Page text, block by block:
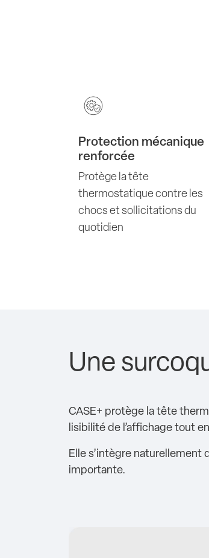
Protection mécanique
renforcée
Protège la tête
thermostatique contre les
chocs et sollicitations du
quotidien
Une
CASE+ protège la tête
lisibilité de l’affichage tout
Elle s’intègre naturellement
importante.